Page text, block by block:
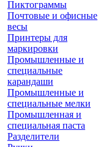
Пиктограммы
Почтовые и офисные
весы
Принтеры для
маркировки
Промышленные и
специальные
карандаши
Промышленные и
специальные мелки
Промышленная и
специальная паста
Разделители